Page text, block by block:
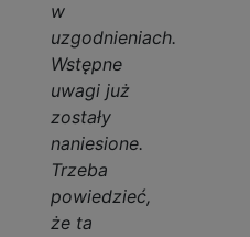
w
uzgodnieniach.
Wstępne
uwagi już
zostały
naniesione.
Trzeba
powiedzieć,
że ta